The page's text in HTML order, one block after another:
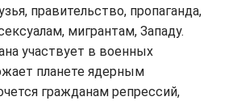
правительство, пропаганда,
мигрантам, Западу.
участвует в военных
планете ядерным
гражданам репрессий,